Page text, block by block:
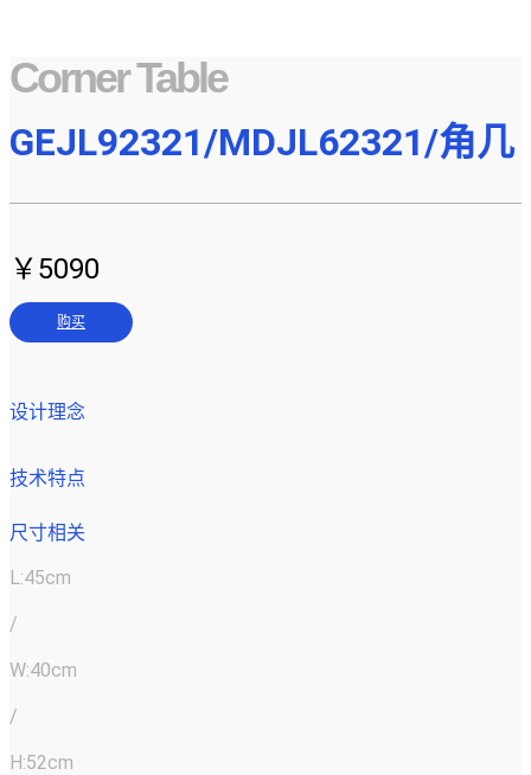
Corner Table
GEJL92321/MDJL62321/角几
￥5090
购买
设计理念
技术特点
尺寸相关
L:45cm
/
W:40cm
/
H:52cm